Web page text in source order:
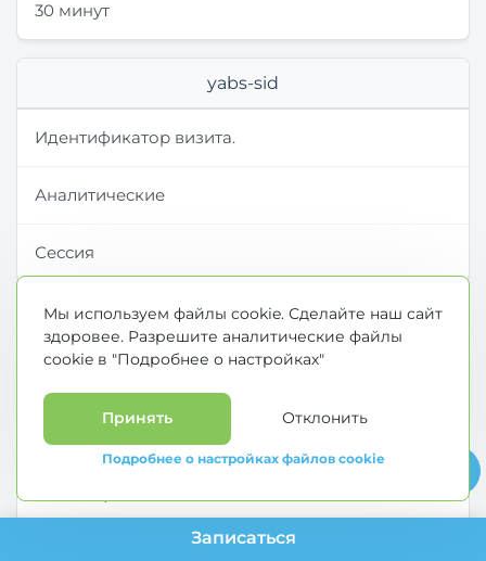
Записаться
30 минут
yabs-sid
Идентификатор визита.
Аналитические
Сессия
yandexuid
Аналитические
Мы используем файлы cookie. Сделайте наш сайт
здоровее. Разрешите аналитические файлы
cookie в "Подробнее о настройках"
Принять Отклонить
Подробнее о настройках файлов cookie